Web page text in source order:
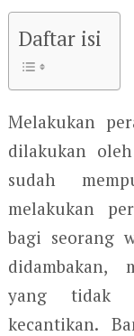
Daftar isi
Melakukan
dilakukan
sudah
melakukan
bagi seorang
didambakan,
yang tidak
kecantikan.